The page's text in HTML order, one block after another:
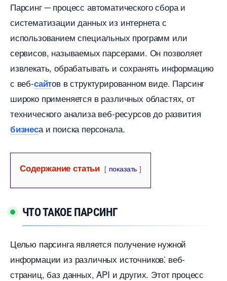
Парсинг ─ процесс автоматического сбора и
систематизации данных из интернета с
использованием специальных программ или
сервисов, называемых парсерами.​ Он позволяет
извлекать, обрабатывать и сохранять информацию
с веб-сайтов в структурированном виде.​ Парсин
широко применяется в различных областях, от
технического анализа веб-ресурсов до развития
изнеса и поиска персонала.​
Содержание статьи показать
ЧТО ТАКОЕ ПАРСИНГ
Целью парсинга является получение нужной
информации из различных источников⁚ веб-
страниц, баз данных, API и других.​ Этот процесс